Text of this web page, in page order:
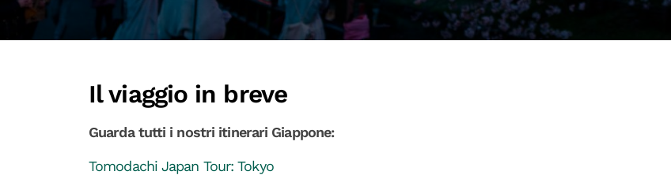
Il viaggio in breve
Guarda tutti i nostri itinerari Giappone:
Tomodachi Japan Tour: Tokyo